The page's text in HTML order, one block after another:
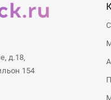
д.18,
154